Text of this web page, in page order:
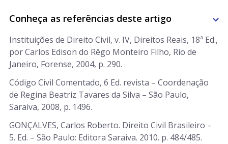
Conheça as referências deste artigo
Instituições de Direito Civil, v. IV, Direitos Reais, 18ª Ed.,
por Carlos Edison do Rêgo Monteiro Filho, Rio de
Janeiro, Forense, 2004, p. 290.
Código Civil Comentado, 6 Ed. revista – Coordenação
de Regina Beatriz Tavares da Silva – São Paulo,
Saraiva, 2008, p. 1496.
GONÇALVES, Carlos Roberto. Direito Civil Brasileiro –
5. Ed. – São Paulo: Editora Saraiva. 2010. p. 484/485.